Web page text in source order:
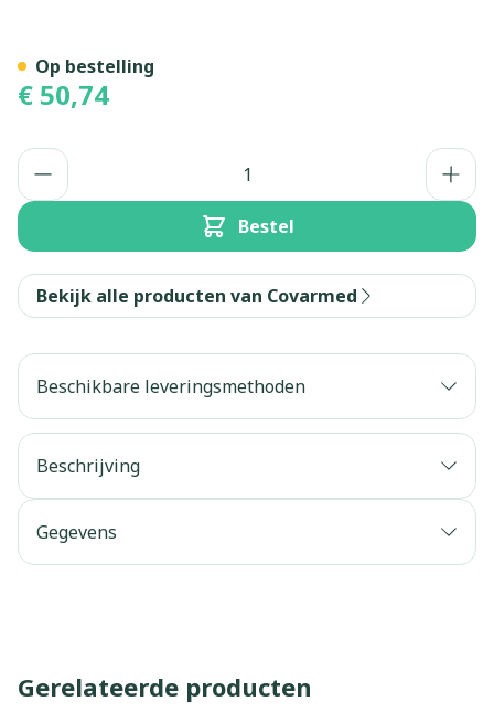
€ 50,74
Aantal
Bestel
Op bestelling
Bekijk alle producten van Covarmed
Beschikbare leveringsmethoden
Beschrijving
Gegevens
Gerelateerde producten